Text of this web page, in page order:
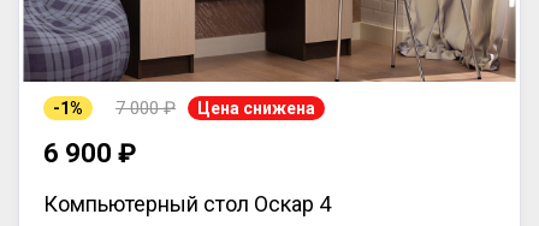
-1% 7 000 ₽ Цена снижена
6 900 ₽
Компьютерный стол Оскар 4